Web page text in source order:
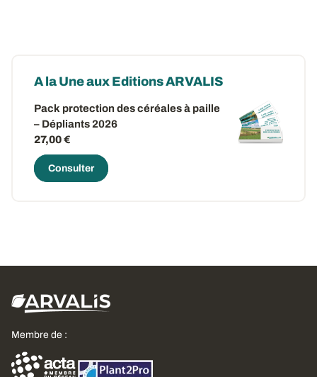
A la Une aux Editions ARVALIS
Pack protection des céréales à paille
– Dépliants 2026
27,00 €
Consulter
Membre de :